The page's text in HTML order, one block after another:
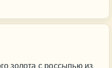
золота с россыпью из